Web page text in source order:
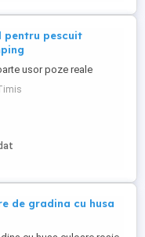
pentru pescuit
usor poze reale
de gradina cu husa